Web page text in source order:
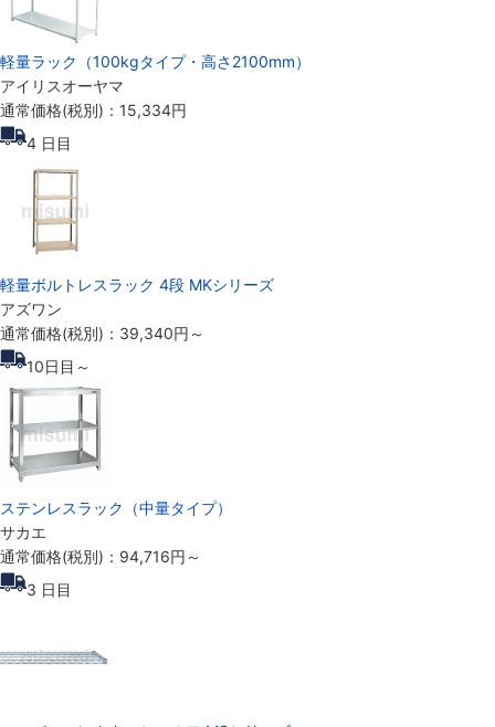
軽量ラック（100kgタイプ・高さ2100mm）
アイリスオーヤマ
通常価格(税別)： 15,334円
4 日目
軽量ボルトレスラック 4段 MKシリーズ
アズワン
通常価格(税別)： 39,340円 ～
10日目～
ステンレスラック（中量タイプ）
サカエ
通常価格(税別)： 94,716円 ～
3 日目